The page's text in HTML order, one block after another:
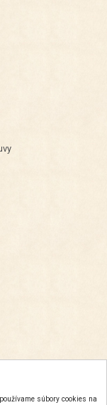
súbory cookies na